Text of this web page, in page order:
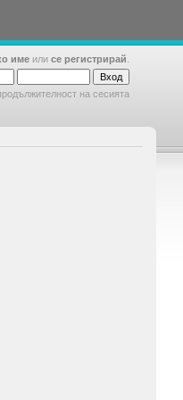
име или се регистрирай
на сесията